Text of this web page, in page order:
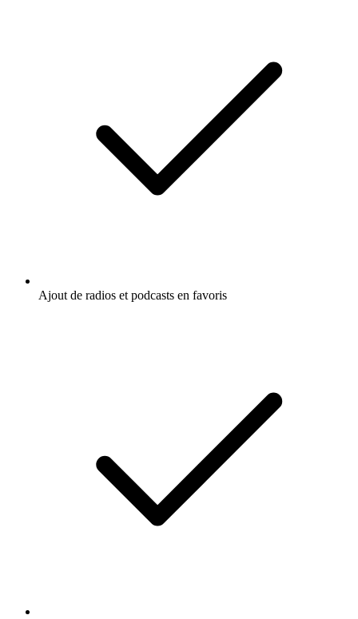
Ajout de radios et podcasts en favoris